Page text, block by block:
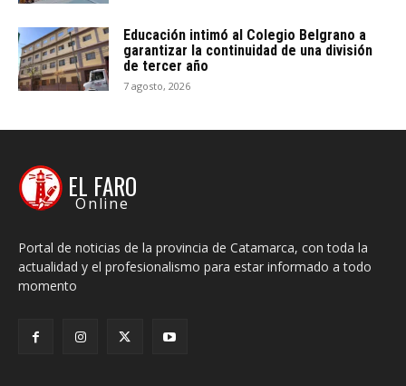
Educación intimó al Colegio Belgrano a
garantizar la continuidad de una división
de tercer año
7 agosto, 2026
EL FARO
Online
Portal de noticias de la provincia de Catamarca, con toda la
actualidad y el profesionalismo para estar informado a todo
momento